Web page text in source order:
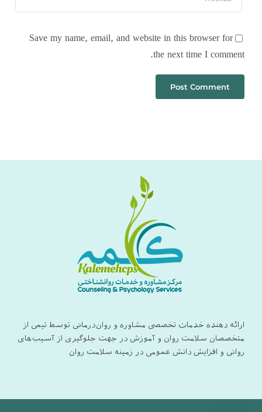
Save my name, email, and website in this browser for
the next time I comment.
ارائه دهنده خدمات تخصصی مشاوره و روان‌درمانی توسط تیمی از
متخصصان سلامت روان و آموزش در جهت جلوگیری از آسیب‌های
روانی و افزایش دانش عمومی در زمینه سلامت روان